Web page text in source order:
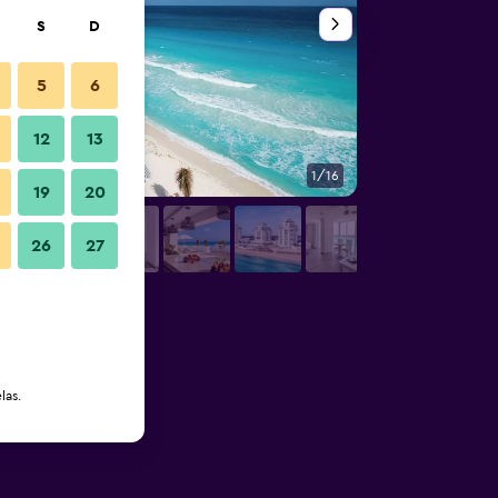
1/16
S D
5 6
12 13
19 20
26 27